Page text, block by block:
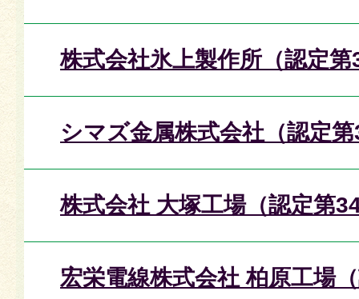
株式会社氷上製作所（認定第
シマズ金属株式会社（認定
株式会社 大塚工場（認定第
宏栄電線株式会社 柏原工場